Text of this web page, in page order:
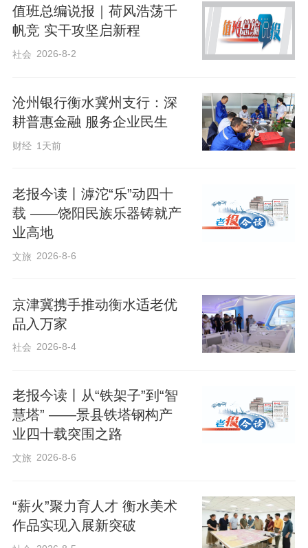
台上锣鼓敲响，好戏正式开场。来自本县
及周边的戏曲艺术家和票友们轮番登台，
值班总编说报｜荷风浩荡千
帆竞 实干攻坚启新程
社会 2026-8-2
沧州银行衡水冀州支行：深
耕普惠金融 服务企业民生
财经 1天前
老报今读丨滹沱“乐”动四十
载 ——饶阳民族乐器铸就产
业高地
文旅 2026-8-6
​京津冀携手推动衡水适老优
品入万家
社会 2026-8-4
老报今读丨从“铁架子”到“智
慧塔” ——景县铁塔钢构产
业四十载突围之路
文旅 2026-8-6
“薪火”聚力育人才 衡水美术
作品实现入展新突破